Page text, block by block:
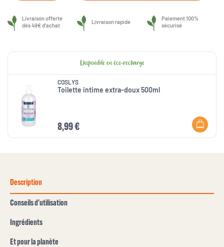
Livraison offerte
dès 49€ d’achat
Livraison rapide
Paiement 100%
sécurisé
Disponible en éco-recharge
COSLYS
Toilette intime extra-doux 500ml
8,99 €
Description
Conseils d'utilisation
Ingrédients
Et pour la planète